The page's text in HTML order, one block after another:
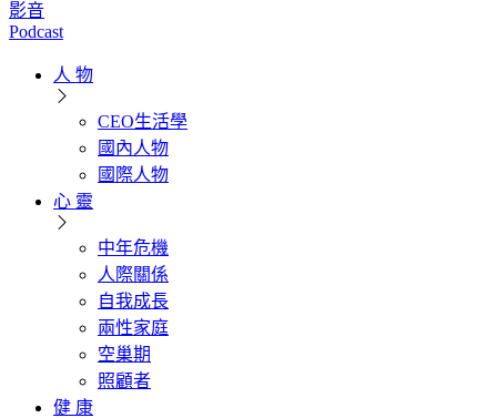
影音
Podcast
人 物
CEO生活學
國內人物
國際人物
心 靈
中年危機
人際關係
自我成長
兩性家庭
空巢期
照顧者
健 康